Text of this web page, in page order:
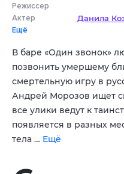
Режиссер
Актер
Ещё
Данила
В баре «Один звонок»
позвонить умершему
смертельную игру в
Андрей Морозов ищет
все улики ведут к
появляется в разных
тела … Ещё